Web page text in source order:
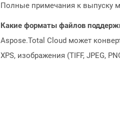
Полные примечания к выпуску
Какие форматы файлов
Aspose.Total Cloud может
XPS, изображения (TIFF, JPEG,